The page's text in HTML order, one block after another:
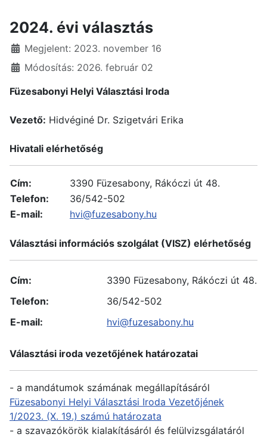
2024. évi választás
Részletek
Megjelent: 2023. november 16
Módosítás: 2026. február 02
Füzesabonyi Helyi Választási Iroda
Vezető: Hidvéginé Dr. Szigetvári Erika
Hivatali elérhetőség
Cím:
3390 Füzesabony, Rákóczi út 48.
Telefon:
36/542-502
E-mail:
hvi@fuzesabony.hu
Választási információs szolgálat (VISZ) elérhetőség
Cím:
3390 Füzesabony, Rákóczi út 48.
Telefon:
36/542-502
E-mail:
hvi@fuzesabony.hu
Választási iroda vezetőjének határozatai
- a mandátumok számának megállapításáról
Füzesabonyi Helyi Választási Iroda Vezetőjének
1/2023. (X. 19.) számú határozata
- a szavazókörök kialakításáról és felülvizsgálatáról